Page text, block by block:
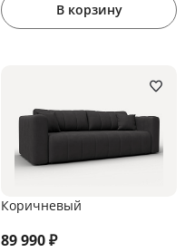
В корзину
Коричневый
89 990₽